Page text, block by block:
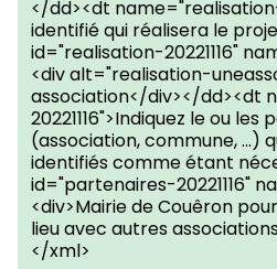
</dd><dt
identifié qui réalisera le
id="realisation-20221116"
<div alt="realisation-
association</div></dd><dt
20221116">Indiquez le ou les
(association, commune, ...)
identifiés comme étant
id="partenaires-20221116"
<div>Mairie de Couêron
lieu avec autres
</xml>